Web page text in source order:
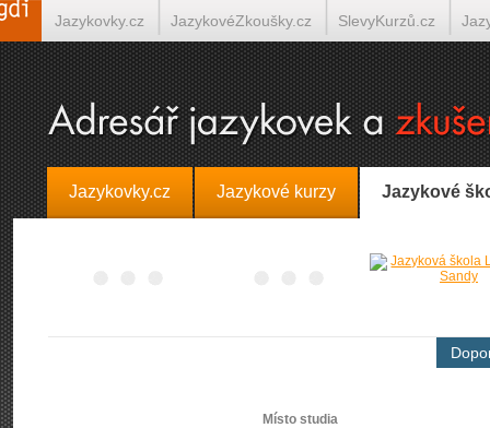
Jazykovky.cz Jazykové kurzy Jazykové
Místo studia
Jazykovky.cz JazykovéZkoušky.cz SlevyKurzů.cz
Španělština on-line Italština on-line Tlumočení-